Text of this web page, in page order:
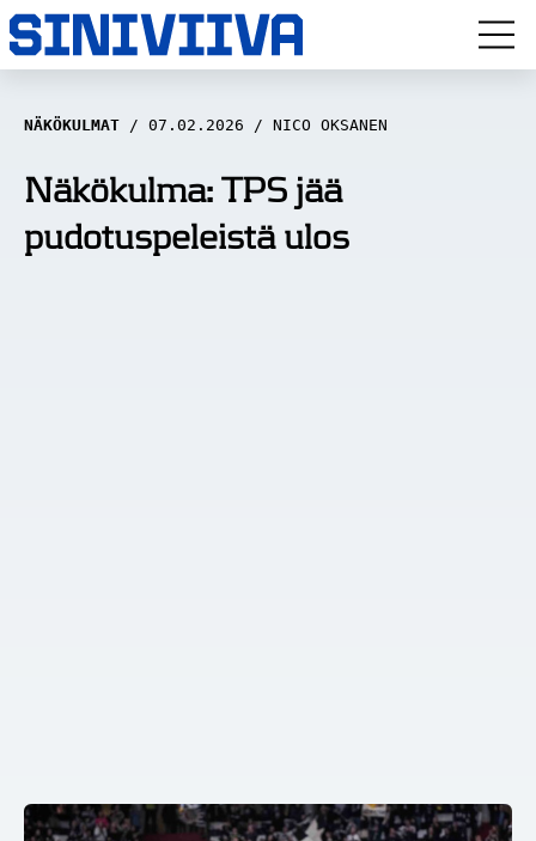
LUUVITONEN
HAASTATTELUT
NÄKÖKULMAT
NÄKÖKULMAT 07.02.2026 NICO OKSANEN
Näkökulma: TPS jää
pudotuspeleistä ulos